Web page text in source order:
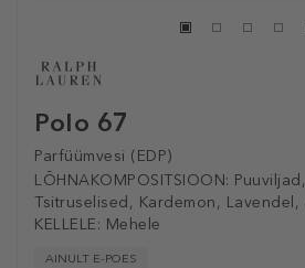
Polo 67
Parfüümvesi (EDP)
LÕHNAKOMPOSITSIOON:
Tsitruselised, Kardemon, Lavendel,
KELLELE: Mehele
AINULT E-POES